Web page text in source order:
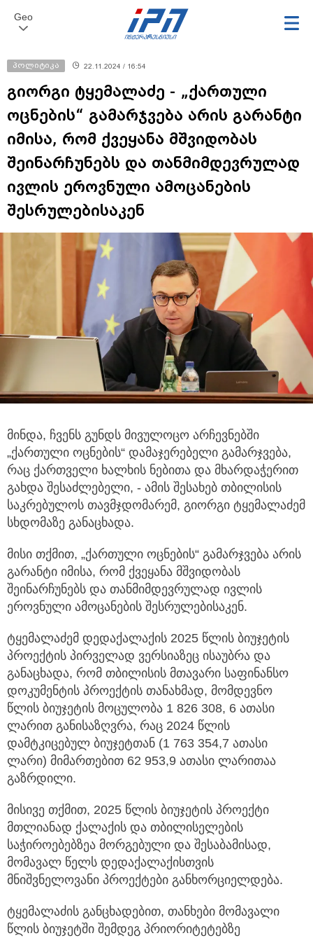
Geo
პოლიტიკა 22.11.2024 / 16:54
გიორგი ტყემალაძე - „ქართული
ოცნების“ გამარჯვება არის გარანტი
იმისა, რომ ქვეყანა მშვიდობას
შეინარჩუნებს და თანმიმდევრულად
ივლის ეროვნული ამოცანების
შესრულებისაკენ
მინდა, ჩვენს გუნდს მივულოცო არჩევნებში
„ქართული ოცნების“ დამაჯერებელი გამარჯვება,
რაც ქართველი ხალხის ნებითა და მხარდაჭერით
გახდა შესაძლებელი, - ამის შესახებ თბილისის
საკრებულოს თავმჯდომარემ, გიორგი ტყემალაძემ
სხდომაზე განაცხადა.
მისი თქმით, „ქართული ოცნების“ გამარჯვება არის
გარანტი იმისა, რომ ქვეყანა მშვიდობას
შეინარჩუნებს და თანმიმდევრულად ივლის
ეროვნული ამოცანების შესრულებისაკენ.
ტყემალაძემ დედაქალაქის 2025 წლის ბიუჯეტის
პროექტის პირველად ვერსიაზეც ისაუბრა და
განაცხადა, რომ თბილისის მთავარი საფინანსო
დოკუმენტის პროექტის თანახმად, მომდევნო
წლის ბიუჯეტის მოცულობა 1 826 308, 6 ათასი
ლარით განისაზღვრა, რაც 2024 წლის
დამტკიცებულ ბიუჯეტთან (1 763 354,7 ათასი
ლარი) მიმართებით 62 953,9 ათასი ლარითაა
გაზრდილი.
მისივე თქმით, 2025 წლის ბიუჯეტის პროექტი
მთლიანად ქალაქის და თბილისელების
საჭიროებებზეა მორგებული და შესაბამისად,
მომავალ წელს დედაქალაქისთვის
მნიშვნელოვანი პროექტები განხორციელდება.
ტყემალაძის განცხადებით, თანხები მომავალი
წლის ბიუჯეტში შემდეგ პრიორიტეტებზე